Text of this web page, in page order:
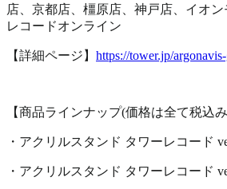
店、京都店、橿原店、神戸店、イオ
レコードオンライン
【詳細ページ】 https://tower.jp/
【商品ラインナップ(価格は全て税込み
・アクリルスタンド タワーレコード
・アクリルスタンド タワーレコード